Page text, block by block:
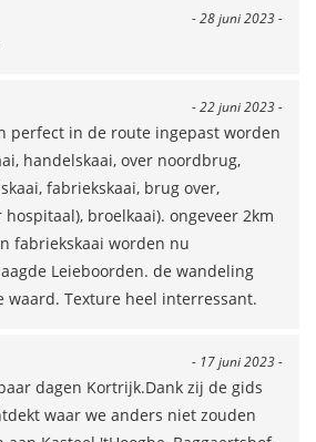
- 28 juni 2023 -
- 22 juni 2023 -
perfect in de route ingepast worden
handelskaai, over noordbrug,
fabriekskaai, brug over,
broelkaai). ongeveer 2km
fabriekskaai worden nu
Leieboorden. de wandeling
waard. Texture heel interressant.
- 17 juni 2023 -
dagen Kortrijk.Dank zij de gids
waar we anders niet zouden